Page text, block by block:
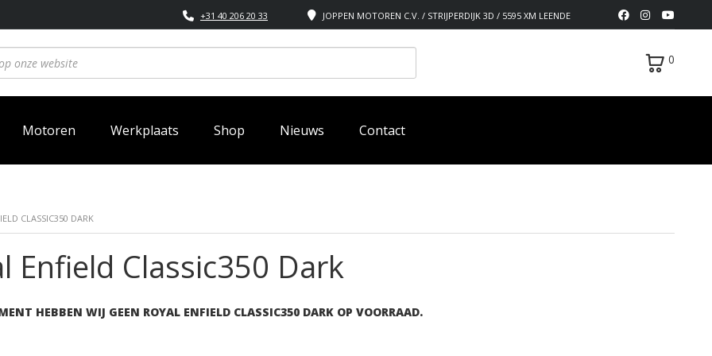
JOPPEN MOTOREN C.V. / STRIJPERDIJK 3D / 5595 XM LEENDE
+31 40 206 20 33
0
Motoren Werkplaats Shop Nieuws Contact
CLASSIC350 DARK
Enfield Classic350 Dark
HEBBEN WIJ GEEN ROYAL ENFIELD CLASSIC350 DARK OP VOORRAAD.